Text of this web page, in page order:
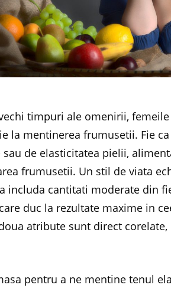
timpuri ale omenirii,
la mentinerea frumusetii. Fie
de elasticitatea pielii,
frumusetii. Un stil de viata
includa cantitati moderate din
duc la rezultate maxime in
atribute sunt direct
pentru a ne mentine tenul